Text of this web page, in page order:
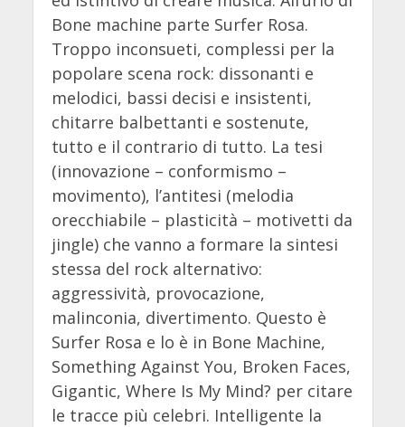
Bone machine parte Surfer Rosa.
Troppo inconsueti, complessi per la
popolare scena rock: dissonanti e
melodici, bassi decisi e insistenti,
chitarre balbettanti e sostenute,
tutto e il contrario di tutto. La tesi
(innovazione – conformismo –
movimento), l’antitesi (melodia
orecchiabile – plasticità – motivetti da
jingle) che vanno a formare la sintesi
stessa del rock alternativo:
aggressività, provocazione,
malinconia, divertimento. Questo è
Surfer Rosa e lo è in Bone Machine,
Something Against You, Broken Faces,
Gigantic, Where Is My Mind? per citare
le tracce più celebri. Intelligente la